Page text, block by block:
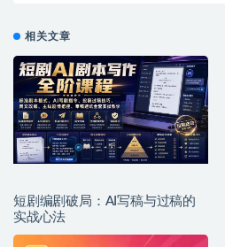
相关文章
短剧编剧破局：AI写稿与过稿的
实战心法